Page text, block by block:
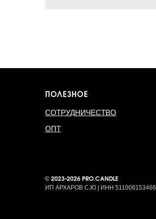
ПОЛЕЗНОЕ
СОТРУДНИЧЕСТВО
ОПТ
© 2023-2026 PRO.CANDLE
ИП АРХАРОВ С.Ю | ИНН 511008153466